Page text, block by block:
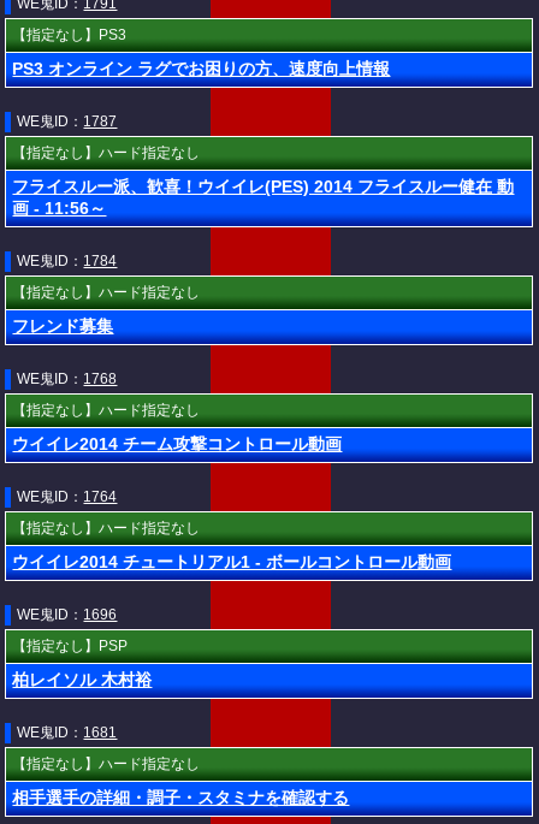
WE鬼ID： 1791
【指定なし】PS3
PS3 オンライン ラグでお困りの方、速度向上情報
WE鬼ID： 1787
【指定なし】ハード指定なし
フライスルー派、歓喜！ウイイレ(PES) 2014 フライスルー健在 動
画 - 11:56～
WE鬼ID： 1784
【指定なし】ハード指定なし
フレンド募集
WE鬼ID： 1768
【指定なし】ハード指定なし
ウイイレ2014 チーム攻撃コントロール動画
WE鬼ID： 1764
【指定なし】ハード指定なし
ウイイレ2014 チュートリアル1 - ボールコントロール動画
WE鬼ID： 1696
【指定なし】PSP
柏レイソル 木村裕
WE鬼ID： 1681
【指定なし】ハード指定なし
相手選手の詳細・調子・スタミナを確認する